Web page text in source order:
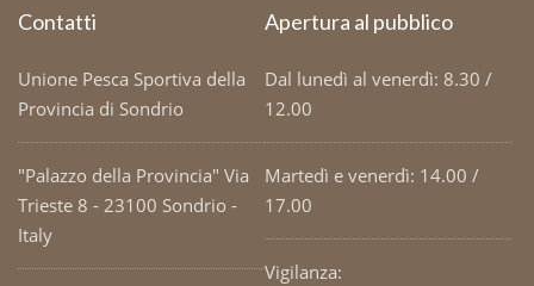
Contatti
Unione Pesca Sportiva della
Provincia di Sondrio
"Palazzo della Provincia" Via
Trieste 8 - 23100 Sondrio -
Italy
Apertura al pubblico
Dal lunedì al venerdì: 8.30 /
12.00
Martedì e venerdì: 14.00 /
17.00
Vigilanza: